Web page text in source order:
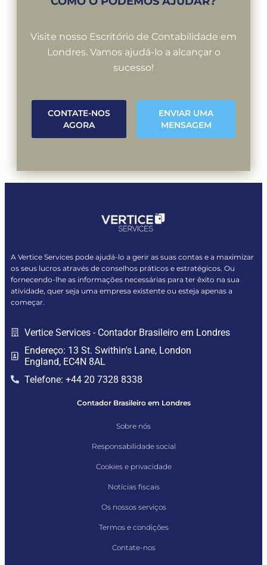
Visite nosso Escritório de Contabilidade em
Londres. Vamos ajudá-lo a alcançar o
sucesso!
CONTATE-NOS
AGORA
ENVIAR UMA
MENSAGEM
A Vertice Services pode ajudá-lo a gerir as suas contas e a maximizar
os seus lucros através de conselhos práticos e estratégicos. Ou
fornecendo-lhe as informações necessárias para ter êxito na sua
atividade, quer seja uma empresa existente ou esteja apenas a
começar.
Vertice Services - Contador Brasileiro em Londres
Endereço: 13 St. Swithin's Lane, London
England, EC4N 8AL
Telefone: +44 20 7328 8338
Contador Brasileiro em Londres
Sobre nós
Responsabilidade social
Cookies e privacidade
Notícias fiscais
Os nossos serviços
Termos e condições
Contate-nos